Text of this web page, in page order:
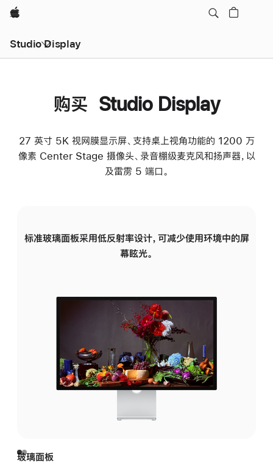
Apple
Studio Display
购买 Studio Display
27 英寸 5K 视网膜显示屏、支持桌上视角功能的 1200 万
像素 Center Stage 摄像头、录音棚级麦克风和扬声器，以
及雷雳 5 端口。
标准玻璃面板采用低反射率设计，可减少使用环境中的屏
幕眩光。
玻璃面板